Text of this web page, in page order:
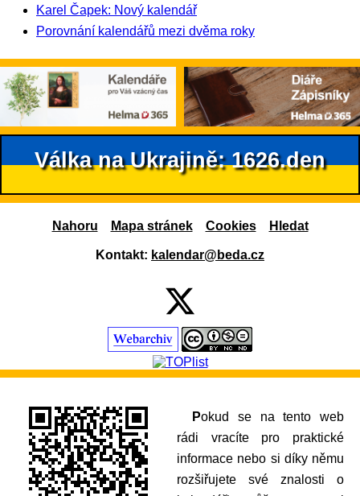
Karel Čapek: Nový kalendář
Porovnání kalendářů mezi dvěma roky
Válka na Ukrajině: 1626.den
Nahoru Mapa stránek Cookies Hledat
Kontakt: kalendar@beda.cz
Pokud se na tento web
rádi vracíte pro praktické
informace nebo si díky němu
rozšiřujete své znalosti o